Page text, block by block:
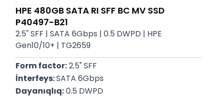
HPE 480GB SATA RI SFF BC MV SSD
P40497-B21
2.5" SFF | SATA 6Gbps | 0.5 DWPD | HPE
Gen10/10+ | TG2659
Form factor: 2.5" SFF
İnterfeys: SATA 6Gbps
Dayanıqlıq: 0.5 DWPD